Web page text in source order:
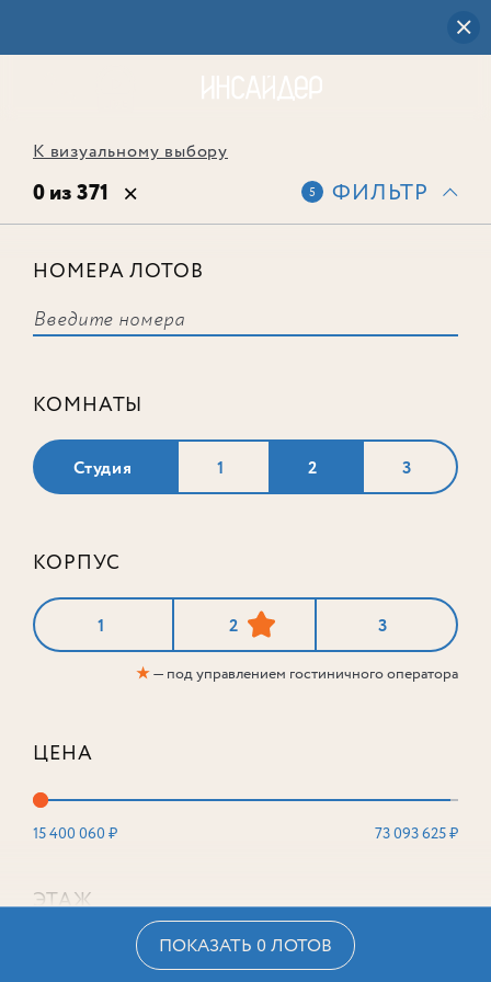
К визуальному выбору
0 из 371 5 ФИЛЬТР
НОМЕРА ЛОТОВ
КОМНАТЫ
Студия 1 2 3
КОРПУС
1 2 3
★— под управлением гостиничного оператора
ЦЕНА
15 400 060 ₽ 73 093 625 ₽
ЭТАЖ
ПОКАЗАТЬ 0 ЛОТОВ
соответствует ни одного лота